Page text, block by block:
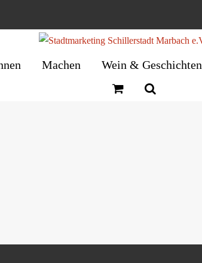
Machen Wein & Geschichten